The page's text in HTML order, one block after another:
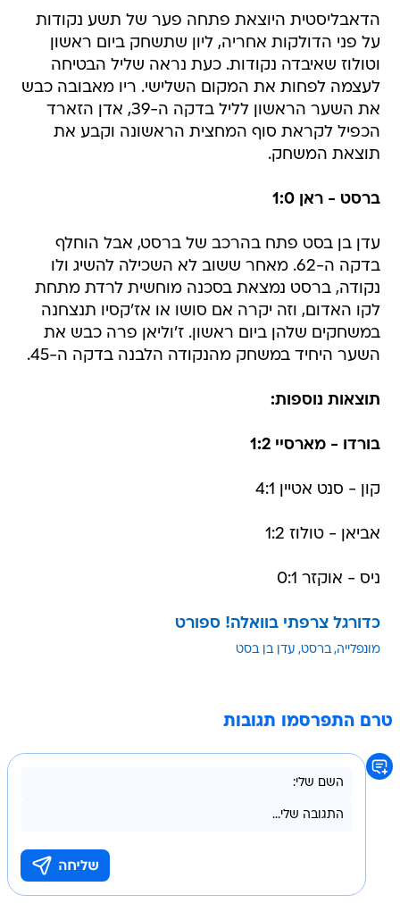
הדאבליסטית היוצאת פתחה פער של תשע נקודות
על פני הדולקות אחריה, ליון שתשחק ביום ראשון
וטולוז שאיבדה נקודות. כעת נראה שליל הבטיחה
לעצמה לפחות את המקום השלישי. ריו מאבובה כבש
את השער הראשון לליל בדקה ה-39, אדן הזארד
הכפיל לקראת סוף המחצית הראשונה וקבע את
תוצאת המשחק.
ברסט - ראן 1:0
עדן בן בסט פתח בהרכב של ברסט, אבל הוחלף
בדקה ה-62. מאחר ששוב לא השכילה להשיג ולו
נקודה, ברסט נמצאת בסכנה מוחשית לרדת מתחת
לקו האדום, וזה יקרה אם סושו או אז'קסיו תנצחנה
במשחקים שלהן ביום ראשון. ז'וליאן פרה כבש את
השער היחיד במשחק מהנקודה הלבנה בדקה ה-45.
תוצאות נוספות:
בורדו - מארסיי 1:2
קון - סנט אטיין 4:1
אביאן - טולוז 1:2
ניס - אוקזר 0:1
כדורגל צרפתי בוואלה! ספורט
מונפלייה ברסט עדן בן בסט
טרם התפרסמו תגובות